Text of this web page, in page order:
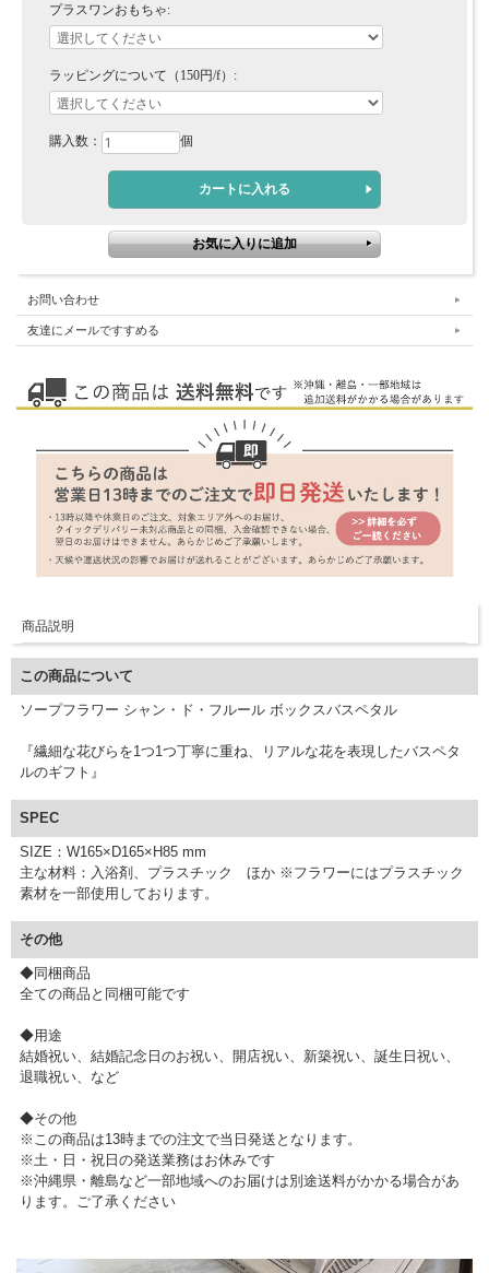
プラスワンおもちゃ:
ラッピングについて（150円/f）:
購入数： 個
お問い合わせ
友達にメールですすめる
商品説明
この商品について
ソープフラワー シャン・ド・フルール ボックスバスペタル
『繊細な花びらを1つ1つ丁寧に重ね、リアルな花を表現したバスペタ
ルのギフト』
SPEC
SIZE：W165×D165×H85 mm
主な材料：入浴剤、プラスチック ほか ※フラワーにはプラスチック
素材を一部使用しております。
その他
◆同梱商品
全ての商品と同梱可能です
◆用途
結婚祝い、結婚記念日のお祝い、開店祝い、新築祝い、誕生日祝い、
退職祝い、など
◆その他
※この商品は13時までの注文で当日発送となります。
※土・日・祝日の発送業務はお休みです
※沖縄県・離島など一部地域へのお届けは別途送料がかかる場合があ
ります。ご了承ください